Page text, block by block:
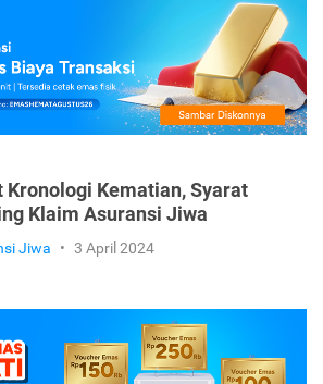
Kronologi Kematian, Syarat
Klaim Asuransi Jiwa
Jiwa • 3 April 2024